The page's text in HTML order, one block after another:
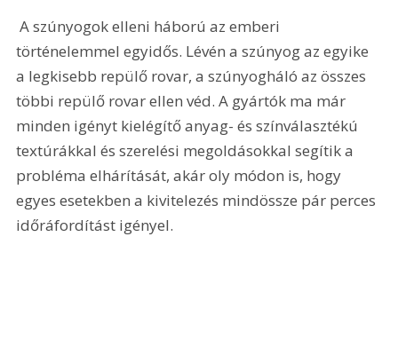
A szúnyogok elleni háború az emberi
történelemmel egyidős. Lévén a szúnyog az egyike
a legkisebb repülő rovar, a szúnyogháló az összes
többi repülő rovar ellen véd. A gyártók ma már
minden igényt kielégítő anyag- és színválasztékú
textúrákkal és szerelési megoldásokkal segítik a
probléma elhárítását, akár oly módon is, hogy
egyes esetekben a kivitelezés mindössze pár perces
időráfordítást igényel.